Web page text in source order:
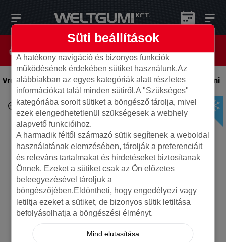
Vredestein 225/50R17 98H Wintrac Pro+ XL FSL-Autó gumi
Süti beállítások
A hatékony navigáció és bizonyos funkciók
működésének érdekében sütiket használunk.Az
alábbiakban az egyes kategóriák alatt részletes
információkat talál minden sütiről.A "Szükséges"
kategóriába sorolt sütiket a böngésző tárolja, mivel
ezek elengedhetetlenül szükségesek a webhely
alapvető funkcióihoz.
A harmadik féltől származó sütik segítenek a weboldal
használatának elemzésében, tárolják a preferenciáit
és releváns tartalmakat és hirdetéseket biztosítanak
Önnek. Ezeket a sütiket csak az Ön előzetes
beleegyezésével tároljuk a
böngészőjében.Eldöntheti, hogy engedélyezi vagy
letiltja ezeket a sütiket, de bizonyos sütik letiltása
befolyásolhatja a böngészési élményt.
Mind elutasítása